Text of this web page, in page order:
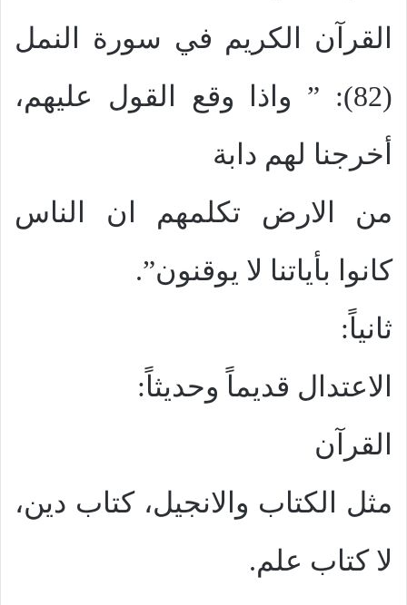
القرآن الكريم في سورة النمل
(82): ” واذا وقع القول عليهم،
أخرجنا لهم دابة
من الارض تكلمهم ان الناس
كانوا بأياتنا لا يوقنون”.
ثانياً:
الاعتدال قديماً وحديثاً:
القرآن
مثل الكتاب والانجيل، كتاب دين،
لا كتاب علم.